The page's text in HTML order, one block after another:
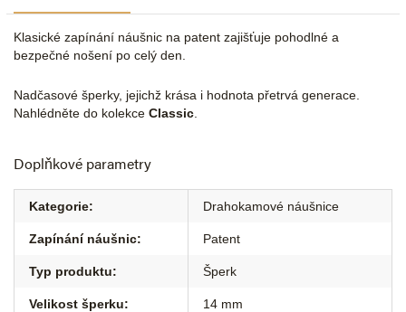
Klasické zapínání náušnic na patent zajišťuje pohodlné a
bezpečné nošení po celý den.
Nadčasové šperky, jejichž krása i hodnota přetrvá generace.
Nahlédněte do kolekce Classic
Doplňkové parametry
Kategorie: Drahokamové náušnice
Zapínání náušnic: Patent
Typ produktu: Šperk
Velikost šperku: 14 mm